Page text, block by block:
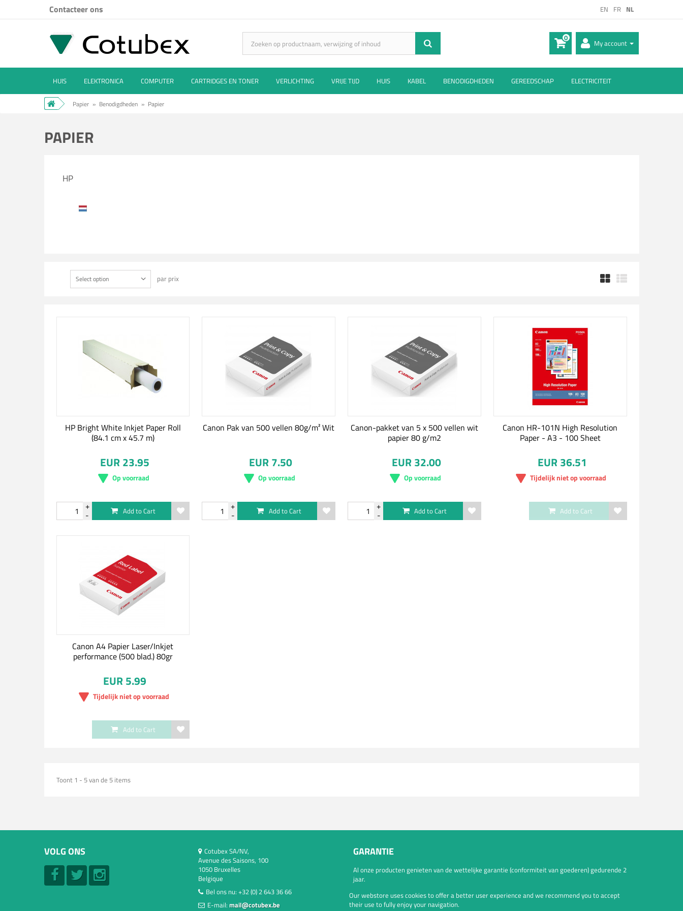
EN FR NL
Contacteer ons
My account
0
HUIS ELEKTRONICA COMPUTER CARTRIDGES EN TONER VERLICHTING VRIJE TIJD HUIS KABEL BENODIGDHEDEN GEREEDSCHAP ELECTRICITEIT
Papier » Benodigdheden » Papier
PAPIER
HP
Select option par prix
HP Bright White Inkjet Paper Roll
(84.1 cm x 45.7 m)
EUR 23.95
Op voorraad
Add to Cart
Canon Pak van 500 vellen 80g/m² Wit
EUR 7.50
Op voorraad
Add to Cart
Canon-pakket van 5 x 500 vellen wit
papier 80 g/m2
EUR 32.00
Op voorraad
Add to Cart
Canon HR-101N High Resolution
Paper - A3 - 100 Sheet
EUR 36.51
Tijdelijk niet op voorraad
Add to Cart
Canon A4 Papier Laser/Inkjet
performance (500 blad.) 80gr
EUR 5.99
Tijdelijk niet op voorraad
Add to Cart
Toont 1 - 5 van de 5 items
VOLG ONS GARANTIE
Al onze producten genieten van de wettelijke garantie (conformiteit van goederen) gedurende 2
jaar.
Cotubex SA/NV,
Avenue des Saisons, 100
1050 Bruxelles
Belgique
Bel ons nu: +32 (0) 2 643 36 66
E-mail: mail@cotubex.be
Our webstore uses cookies to offer a better user experience and we recommend you to accept
their use to fully enjoy your navigation.